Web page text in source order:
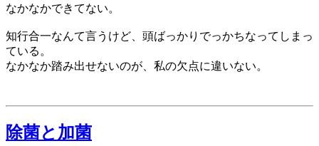
なかなかできてない。
知行合一なんて言うけど、頭ばっかりでっかちなってしまっ
ている。
なかなか踏み出せないのが、私の欠点に違いない。
除菌と加菌